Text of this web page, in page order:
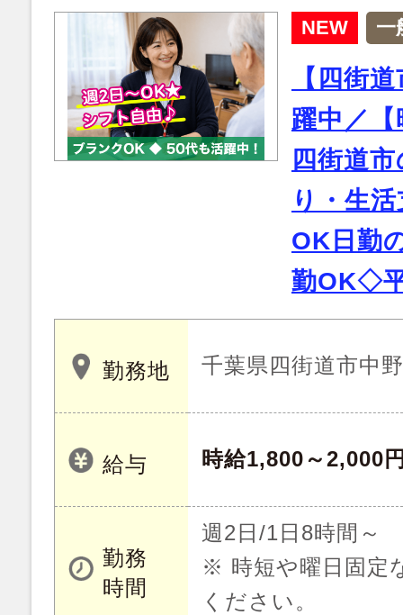
NEW 一
【四街
躍中／
四街道
り・生
OK日勤
勤OK◇
勤務地 千葉県四街道市中野
給与 時給1,800～2,000
勤務
時間
週2日/1日8時間～
※ 時短や曜日固定
ください。